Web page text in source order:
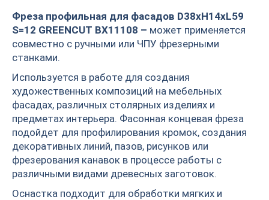
Фреза профильная для фасадов D38xH14xL59
S=12 GREENCUT BX11108 – может применяется
совместно с ручными или ЧПУ фрезерными
станками.
Используется в работе для создания
художественных композиций на мебельных
фасадах, различных столярных изделиях и
предметах интерьера. Фасонная концевая фреза
подойдет для профилирования кромок, создания
декоративных линий, пазов, рисунков или
фрезерования канавок в процессе работы с
различными видами древесных заготовок.
Оснастка подходит для обработки мягких и